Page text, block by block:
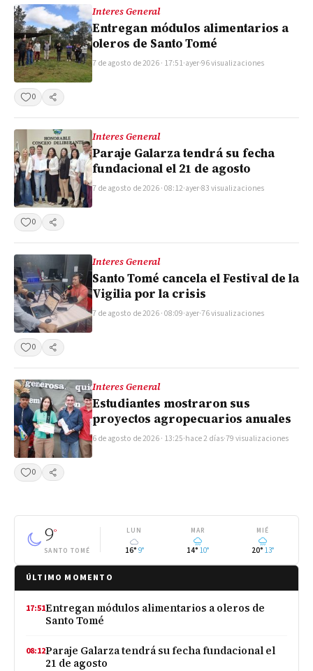
Interes General
Entregan módulos alimentarios a
oleros de Santo Tomé
7 de agosto de 2026 · 17:51·ayer·96 visualizaciones
0 Compartir
Interes General
Paraje Galarza tendrá su fecha
fundacional el 21 de agosto
7 de agosto de 2026 · 08:12·ayer·83 visualizaciones
0 Compartir
Interes General
Santo Tomé cancela el Festival de la
Vigilia por la crisis
7 de agosto de 2026 · 08:09·ayer·76 visualizaciones
0 Compartir
Interes General
Estudiantes mostraron sus
proyectos agropecuarios anuales
6 de agosto de 2026 · 13:25·hace 2 días·79 visualizaciones
0 Compartir
9°
SANTO TOMÉ
LUN
16° 9°
MAR
14° 10°
MIÉ
20° 13°
ÚLTIMO MOMENTO
17:51Entregan módulos alimentarios a oleros de
Santo Tomé
08:12Paraje Galarza tendrá su fecha fundacional el
21 de agosto